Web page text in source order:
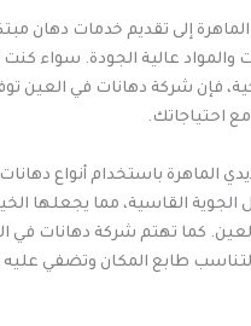
إلى تقديم خدمات دهان
والمواد عالية الجودة. سواء
فإن شركة دهانات في العين
احتياجاتك.
الماهرة باستخدام أنواع
القاسية، مما يجعلها
كما تهتم شركة دهانات في
لتناسب طابع المكان وتضفي